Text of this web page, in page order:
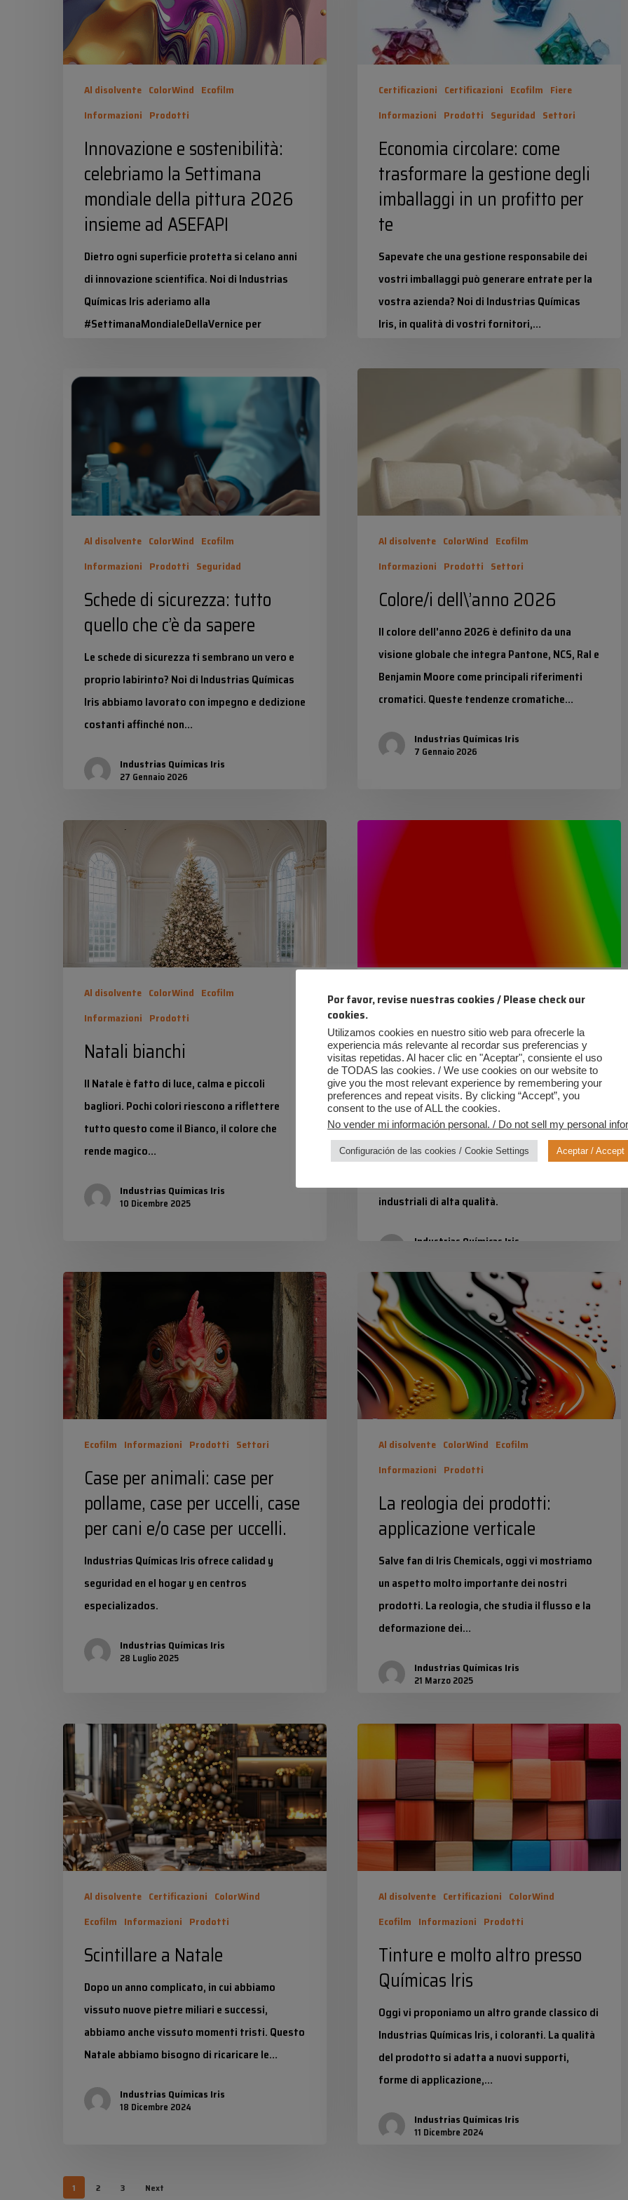
Settimana
mondiale
della
pittura
insieme
ASEFAPI
Al disolvente ColorWind Ecofilm
Informazioni Prodotti
Innovazione e sostenibilità:
celebriamo la Settimana
mondiale della pittura 2026
insieme ad ASEFAPI
Dietro ogni superficie protetta si celano anni
di innovazione scientifica. Noi di Industrias
Químicas Iris aderiamo alla
#SettimanaMondialeDellaVernice per
Industrias Químicas Iris
gestione
degli
imballaggi
profitto
Certificazioni Certificazioni Ecofilm Fiere
Informazioni Prodotti Seguridad Settori
Economia circolare: come
trasformare la gestione degli
imballaggi in un profitto per
te
Sapevate che una gestione responsabile dei
vostri imballaggi può generare entrate per la
vostra azienda? Noi di Industrias Químicas
Iris, in qualità di vostri fornitori,…
Schede
sicurezza:
quello
che
c’è
sapere
Al disolvente ColorWind Ecofilm
Informazioni Prodotti Seguridad
Schede di sicurezza: tutto
quello che c’è da sapere
Le schede di sicurezza ti sembrano un vero e
proprio labirinto? Noi di Industrias Químicas
Iris abbiamo lavorato con impegno e dedizione
costanti affinché non…
Industrias Químicas Iris
27 Gennaio 2026
Al disolvente ColorWind Ecofilm
Informazioni Prodotti Settori
Colore/i dell\’anno 2026
Il colore dell'anno 2026 è definito da una
visione globale che integra Pantone, NCS, Ral e
Benjamin Moore come principali riferimenti
cromatici. Queste tendenze cromatiche…
Industrias Químicas Iris
7 Gennaio 2026
bianchi
Al disolvente ColorWind Ecofilm
Informazioni Prodotti
Natali bianchi
Il Natale è fatto di luce, calma e piccoli
bagliori. Pochi colori riescono a riflettere
tutto questo come il Bianco, il colore che
rende magico…
Industrias Químicas Iris
10 Dicembre 2025
fluorescenti
massima
energia
ogni
superficie
ColorWind Ecofilm Informazioni
Prodotti
Colori fluorescenti RAL:
massima visibilità ed energia
per ogni superficie
Scopri, con Industrias Químicas Iris, i colori
fluorescenti RAL: massima visibilità,
industriali di alta qualità.
Industrias Químicas Iris
Case
per
animali:
case
per
pollame,
case
Ecofilm Informazioni Prodotti Settori
Case per animali: case per
pollame, case per uccelli, case
per cani e/o case per uccelli.
Industrias Químicas Iris ofrece calidad y
seguridad en el hogar y en centros
especializados.
Industrias Químicas Iris
28 Luglio 2025
reologia
dei
prodotti:
applicazione
verticale
Al disolvente ColorWind Ecofilm
Informazioni Prodotti
La reologia dei prodotti:
applicazione verticale
Salve fan di Iris Chemicals, oggi vi mostriamo
un aspetto molto importante dei nostri
prodotti. La reologia, che studia il flusso e la
deformazione dei…
Industrias Químicas Iris
21 Marzo 2025
Scintillare
Natale
Al disolvente Certificazioni ColorWind
Ecofilm Informazioni Prodotti
Scintillare a Natale
Dopo un anno complicato, in cui abbiamo
vissuto nuove pietre miliari e successi,
abbiamo anche vissuto momenti tristi. Questo
Natale abbiamo bisogno di ricaricare le…
Industrias Químicas Iris
18 Dicembre 2024
e
altro
presso
Químicas
Iris
Al disolvente Certificazioni ColorWind
Ecofilm Informazioni Prodotti
Tinture e molto altro presso
Químicas Iris
Oggi vi proponiamo un altro grande classico di
Industrias Químicas Iris, i coloranti. La qualità
del prodotto si adatta a nuovi supporti,
forme di applicazione,…
Industrias Químicas Iris
11 Dicembre 2024
1 2 3 Next
Por favor, revise nuestras cookies / Please check our
cookies.
Utilizamos cookies en nuestro sitio web para ofrecerle la
experiencia más relevante al recordar sus preferencias y
visitas repetidas. Al hacer clic en "Aceptar", consiente el uso
de TODAS las cookies. / We use cookies on our website to
give you the most relevant experience by remembering your
preferences and repeat visits. By clicking “Accept”, you
consent to the use of ALL the cookies.
No vender mi información personal. / Do not sell my personal
Configuración de las cookies / Cookie Settings Aceptar / Accept